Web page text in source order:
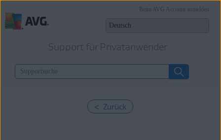
Support für Privatanwender
Beim AVG Account anmelden
< Zurück